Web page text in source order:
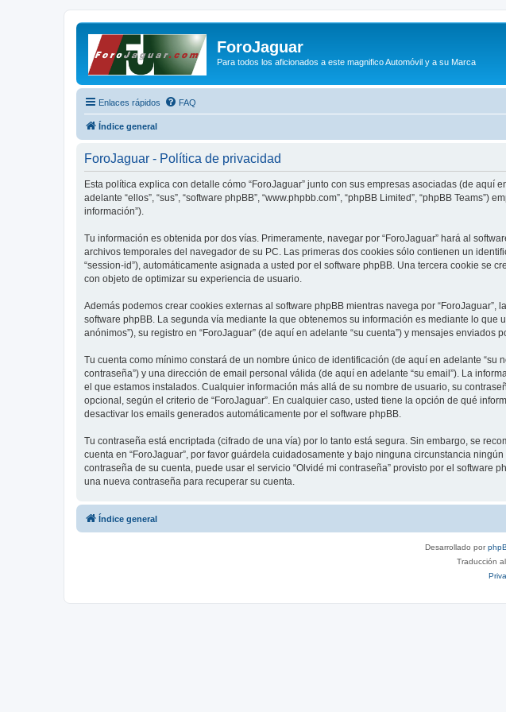
ForoJaguar
Para todos los aficionados a este magnifico Automóvil y a su Marca
Enlaces rápidos FAQ
Índice general
ForoJaguar - Política de privacidad
Esta política explica con detalle cómo “ForoJaguar” junto con sus empresas asociadas (de aquí
adelante “ellos”, “sus”, “software phpBB”, “www.phpbb.com”, “phpBB Limited”, “phpBB
información”).
Tu información es obtenida por dos vías. Primeramente, navegar por “ForoJaguar” hará al
archivos temporales del navegador de su PC. Las primeras dos cookies sólo contienen un
“session-id”), automáticamente asignada a usted por el software phpBB. Una tercera cookie se
con objeto de optimizar su experiencia de usuario.
Además podemos crear cookies externas al software phpBB mientras navega por
software phpBB. La segunda vía mediante la que obtenemos su información es mediante lo
anónimos”), su registro en “ForoJaguar” (de aquí en adelante “su cuenta”) y mensajes
Tu cuenta como mínimo constará de un nombre único de identificación (de aquí en adelante
contraseña”) y una dirección de email personal válida (de aquí en adelante “su email”). La
el que estamos instalados. Cualquier información más allá de su nombre de usuario, su
opcional, según el criterio de “ForoJaguar”. En cualquier caso, usted tiene la opción de qué
desactivar los emails generados automáticamente por el software phpBB.
Tu contraseña está encriptada (cifrado de una vía) por lo tanto está segura. Sin embargo, se
cuenta en “ForoJaguar”, por favor guárdela cuidadosamente y bajo ninguna circunstancia
contraseña de su cuenta, puede usar el servicio “Olvidé mi contraseña” provisto por el
una nueva contraseña para recuperar su cuenta.
Índice general
Desarrollado por
Traducción